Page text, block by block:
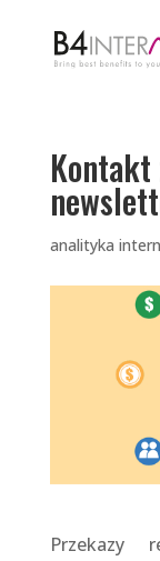
analityka
Przekazy